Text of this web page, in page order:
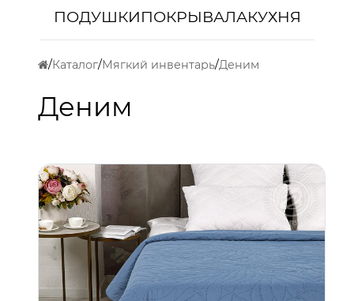
ПОДУШКИПОКРЫВАЛАКУХНЯ
Каталог Мягкий инвентарь Деним
Деним